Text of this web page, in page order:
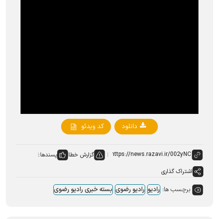
کد ویدئو دانلود
گزارش خطا
پسندها:
اشتراک گذاری
برچسب ها: رادیو رادیو رضوی بسته خبری رادیو رضوی